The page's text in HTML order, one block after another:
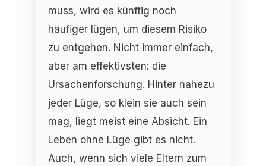
muss, wird es künftig noch
häufiger lügen, um diesem Risiko
zu entgehen. Nicht immer einfach,
aber am effektivsten: die
Ursachenforschung. Hinter nahezu
jeder Lüge, so klein sie auch sein
mag, liegt meist eine Absicht. Ein
Leben ohne Lüge gibt es nicht.
Auch, wenn sich viele Eltern zum